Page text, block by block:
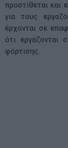
προστίθεται και
για τους
έρχονται σε
ότι εργάζονται
φόρτισης.